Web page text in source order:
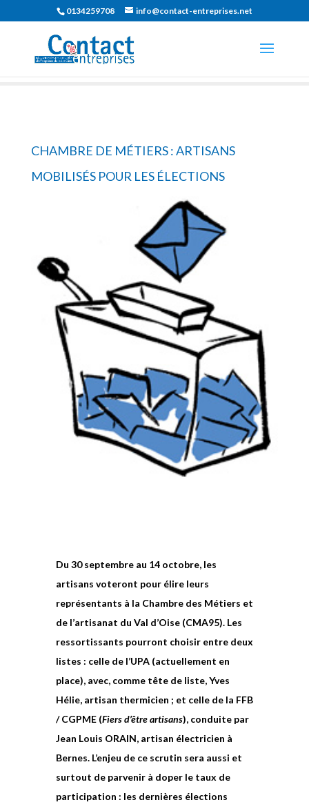
0134259708 info@contact-entreprises.net
CHAMBRE DE MÉTIERS : ARTISANS
MOBILISÉS POUR LES ÉLECTIONS
Du 30 septembre au 14 octobre, les
artisans voteront pour élire leurs
représentants à la Chambre des Métiers et
de l’artisanat du Val d’Oise (CMA95). Les
ressortissants pourront choisir entre deux
listes : celle de l’UPA (actuellement en
place), avec, comme tête de liste, Yves
Hélie, artisan thermicien ; et celle de la FFB
/ CGPME (Fiers d’être artisans), conduite par
Jean Louis ORAIN, artisan électricien à
Bernes. L’enjeu de ce scrutin sera aussi et
surtout de parvenir à doper le taux de
participation : les dernières élections